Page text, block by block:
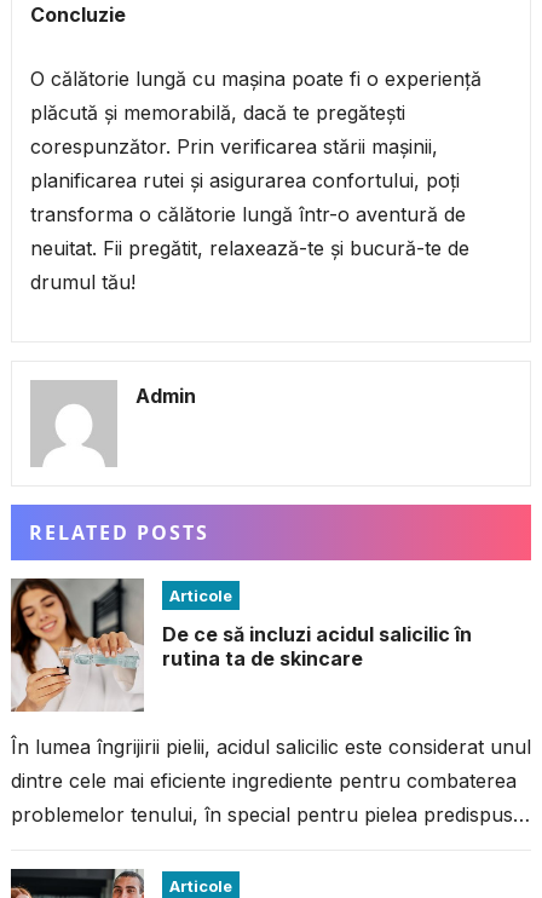
Concluzie
O călătorie lungă cu mașina poate fi o experiență
plăcută și memorabilă, dacă te pregătești
corespunzător. Prin verificarea stării mașinii,
planificarea rutei și asigurarea confortului, poți
transforma o călătorie lungă într-o aventură de
neuitat. Fii pregătit, relaxează-te și bucură-te de
drumul tău!
Admin
RELATED POSTS
Articole
De ce să incluzi acidul salicilic în
rutina ta de skincare
În lumea îngrijirii pielii, acidul salicilic este considerat unul
dintre cele mai eficiente ingrediente pentru combaterea
problemelor tenului, în special pentru pielea predispusă
Articole